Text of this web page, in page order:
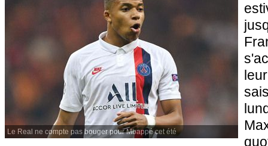
Le Real ne compte pas bouger pour Mbappé cet été